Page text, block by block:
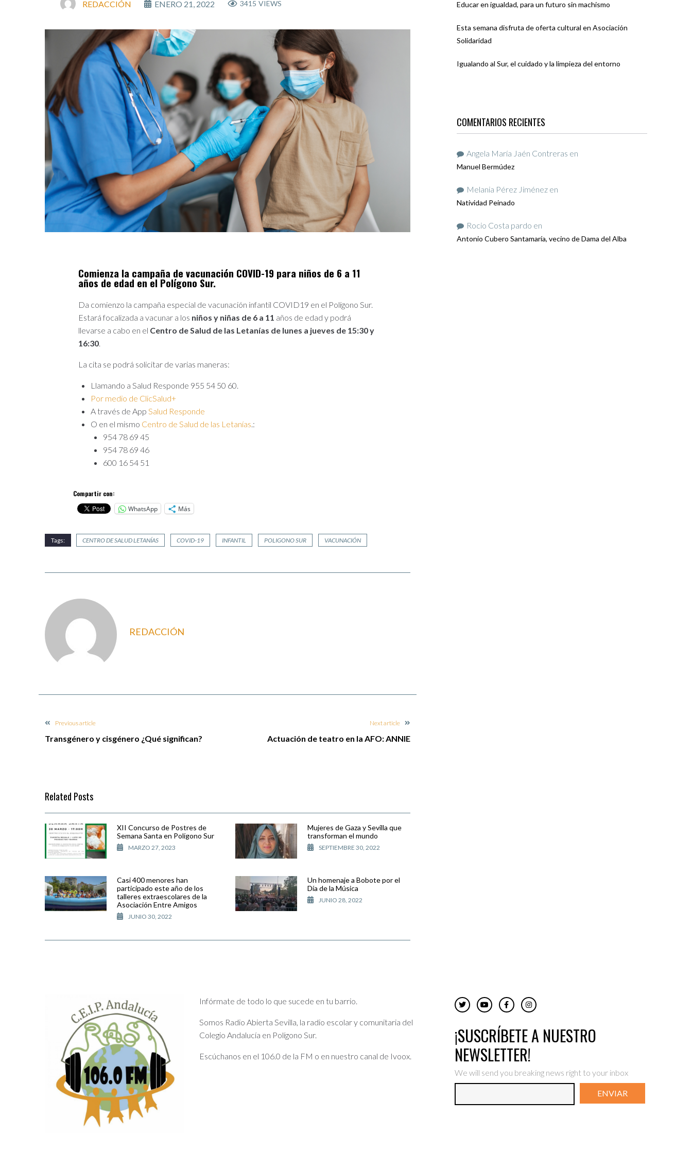
REDACCIÓN ENERO 21, 2022 3415 VIEWS
Comienza la campaña de vacunación COVID-19 para niños de 6 a 11
años de edad en el Polígono Sur.
Da comienzo la campaña especial de vacunación infantil COVID19 en el Polígono Sur.
Estará focalizada a vacunar a los niños y niñas de 6 a 11 años de edad y podrá
llevarse a cabo en el Centro de Salud de las Letanías de lunes a jueves de 15:30 y
16:30.
La cita se podrá solicitar de varias maneras:
Llamando a Salud Responde 955 54 50 60.
Por medio de ClicSalud+
A través de App Salud Responde
O en el mismo Centro de Salud de las Letanías.:
954 78 69 45
954 78 69 46
600 16 54 51
Compartir con:
WhatsApp
Más
Tags: CENTRO DE SALUD LETANÍAS COVID-19 INFANTIL POLIGONO SUR VACUNACIÓN
REDACCIÓN
Previous article
Transgénero y cisgénero ¿Qué significan?
Next article
Actuación de teatro en la AFO: ANNIE
Related Posts
XII Concurso de Postres de
Semana Santa en Polígono Sur
MARZO 27, 2023
Mujeres de Gaza y Sevilla que
transforman el mundo
SEPTIEMBRE 30, 2022
Casi 400 menores han
participado este año de los
talleres extraescolares de la
Asociación Entre Amigos
JUNIO 30, 2022
Un homenaje a Bobote por el
Día de la Música
JUNIO 28, 2022
Educar en igualdad, para un futuro sin machismo
Esta semana disfruta de oferta cultural en Asociación
Solidaridad
Igualando al Sur, el cuidado y la limpieza del entorno
COMENTARIOS RECIENTES
Angela María Jaén Contreras en
Manuel Bermúdez
Melania Pérez Jiménez en
Natividad Peinado
Rocio Costa pardo en
Antonio Cubero Santamaría, vecino de Dama del Alba
Infórmate de todo lo que sucede en tu barrio.
Somos Radio Abierta Sevilla, la radio escolar y comunitaria del
Colegio Andalucía en Polígono Sur.
Escúchanos en el 106.0 de la FM o en nuestro canal de Ivoox.
¡SUSCRÍBETE A NUESTRO
NEWSLETTER!
We will send you breaking news right to your inbox
ENVIAR